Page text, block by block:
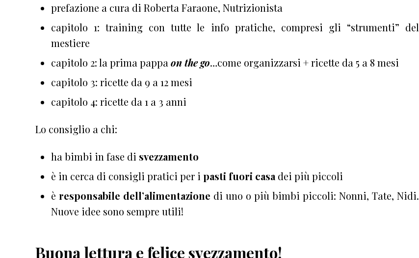
prefazione a cura di Roberta Faraone, Nutrizionista
capitolo 1: training con tutte le info pratiche, compresi gli “strumenti” del
mestiere
capitolo 2: la prima pappa on the go…come organizzarsi + ricette da 5 a 8 mesi
capitolo 3: ricette da 9 a 12 mesi
capitolo 4: ricette da 1 a 3 anni
Lo consiglio a chi:
ha bimbi in fase di svezzamento
è in cerca di consigli pratici per i pasti fuori casa dei più piccoli
è responsabile dell’alimentazione di uno o più bimbi piccoli: Nonni, Tate, Nidi.
Nuove idee sono sempre utili!
Buona lettura e felice svezzamento!